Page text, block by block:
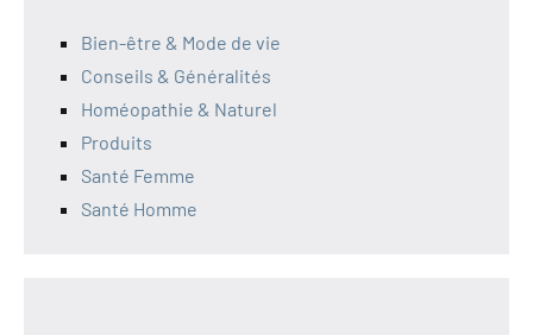
Bien-être & Mode de vie
Conseils & Généralités
Homéopathie & Naturel
Produits
Santé Femme
Santé Homme